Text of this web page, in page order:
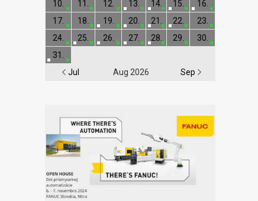
Jul Aug 2026 Sep
10.
11. 12. 13. 14. 15.
16.
17.
18. 19. 20. 21. 22.
23.
24.
25. 26. 27. 28. 29.
30.
31.